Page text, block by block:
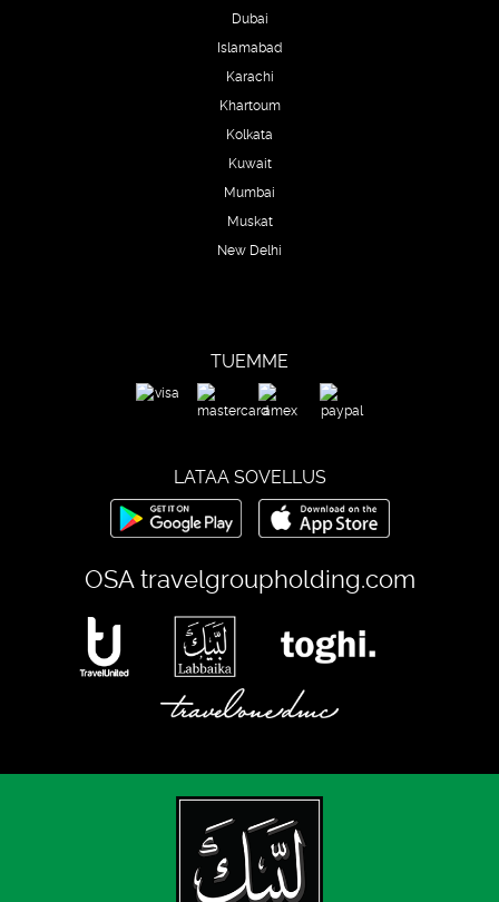
Dubai
Islamabad
Karachi
Khartoum
Kolkata
Kuwait
Mumbai
Muskat
New Delhi
TUEMME
LATAA SOVELLUS
OSA travelgroupholding.com